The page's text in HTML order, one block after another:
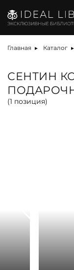
Главная Каталог
СЕНТИН
(1 позиция)
Цена, ₽
Вид